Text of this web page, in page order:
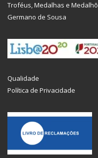
Troféus, Medalhas e
Germano de Sousa
Qualidade
Política de Privacidade